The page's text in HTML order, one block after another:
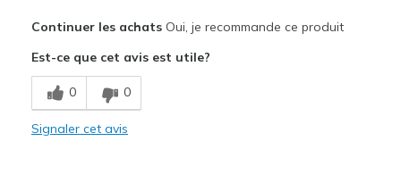
Comfortable
Light weight, great cushioning
Continuer les achatsOui, je recommande ce produit
Est-ce que cet avis est utile?
0 0
Signaler cet avis